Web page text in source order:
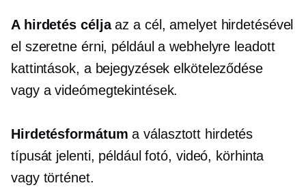
A hirdetés céljaaz a cél, amelyet hirdetésével
el szeretne érni, például a webhelyre leadott
kattintások, a bejegyzések elköteleződése
vagy a videómegtekintések.
Hirdetésformátum a választott hirdetés
típusát jelenti, például fotó, videó, körhinta
vagy történet.